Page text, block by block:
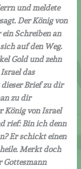
und meldete
Der König von
Schreiben an
auf den Weg.
Gold und zehn
das
Brief zu dir
zu dir
König von Israel
rief: Bin ich denn
Er schickt einen
Merkt doch
Gottesmann